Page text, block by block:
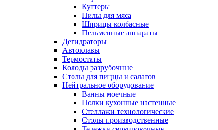
Куттеры
Пилы для мяса
Шприцы колбасные
Пельменные аппараты
Дегидраторы
Автоклавы
Термостаты
Колоды разрубочные
Столы для пиццы и салатов
Нейтральное оборудование
Ванны моечные
Полки кухонные настенные
Стеллажи технологические
Столы производственные